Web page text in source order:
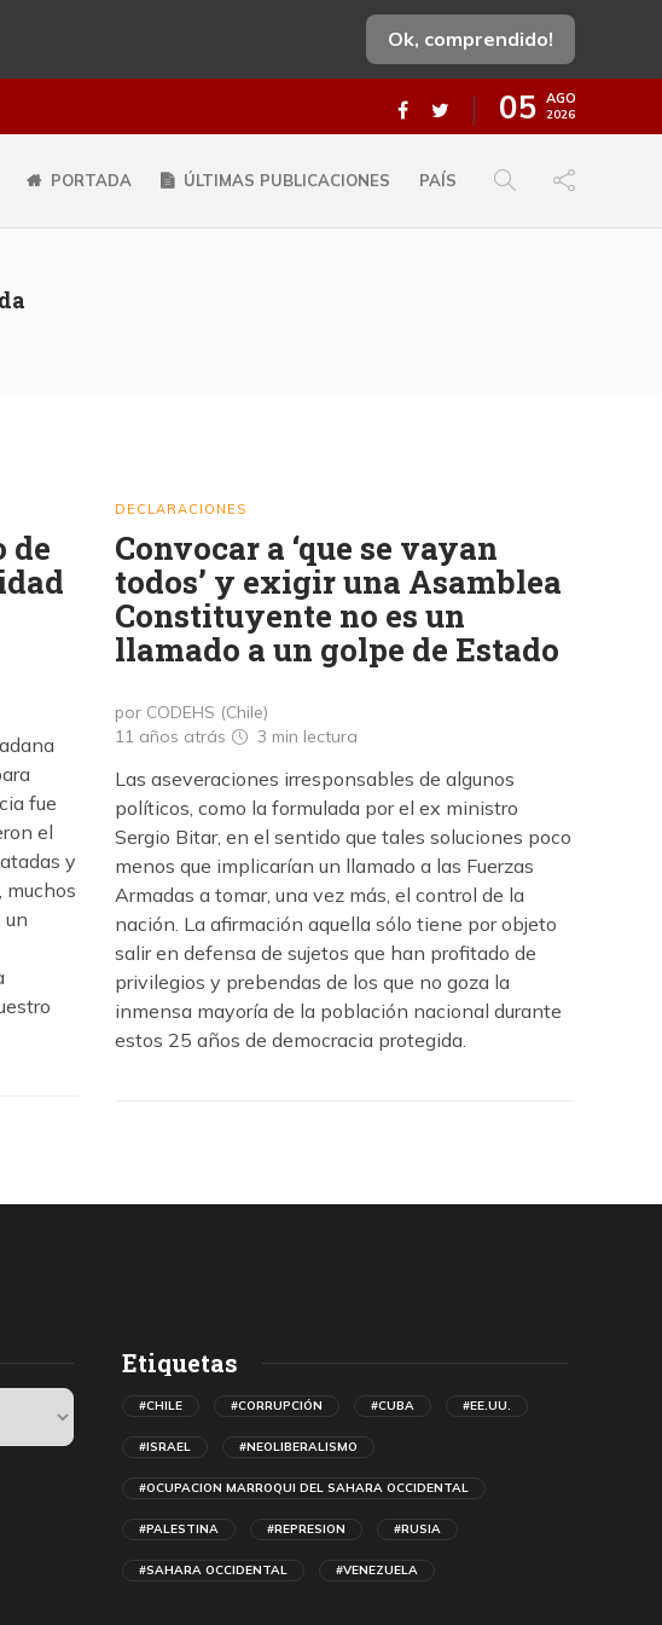
Ok, comprendido!
05 AGO
2026
PORTADA ÚLTIMAS PUBLICACIONES PAÍS
de
fue
el
y
muchos
un
DECLARACIONES
Convocar a ‘que se vayan
todos’ y exigir una Asamblea
Constituyente no es un
llamado a un golpe de Estado
por CODEHS (Chile)
11 años atrás
3 min lectura
Las aseveraciones irresponsables de algunos
políticos, como la formulada por el ex ministro
Sergio Bitar, en el sentido que tales soluciones poco
menos que implicarían un llamado a las Fuerzas
Armadas a tomar, una vez más, el control de la
nación. La afirmación aquella sólo tiene por objeto
salir en defensa de sujetos que han profitado de
privilegios y prebendas de los que no goza la
inmensa mayoría de la población nacional durante
estos 25 años de democracia protegida.
Etiquetas
#CHILE #CORRUPCIÓN #CUBA #EE.UU.
#ISRAEL #NEOLIBERALISMO
#OCUPACION MARROQUI DEL SAHARA OCCIDENTAL
#PALESTINA #REPRESION #RUSIA
#SAHARA OCCIDENTAL #VENEZUELA